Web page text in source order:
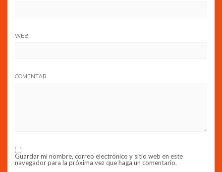
WEB
COMENTAR
Guardar mi nombre, correo electrónico y sitio web en este
navegador para la próxima vez que haga un comentario.